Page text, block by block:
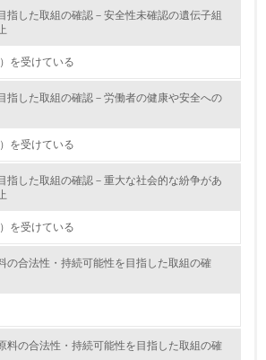
水等）とエネルギー（電力、重
の使用量の把握をし、具体的な削
製品・サービスの製造・販売
や計画を立てている
指した取組の確認－安全性未確認の遺伝子組
を受けている
指した取組の確認－労働者の健康や安全への
を受けている
指した取組の確認－重大な社会的な紛争があ
を受けている
の合法性・持続可能性を目指した取組の確
料の合法性・持続可能性を目指した取組の確